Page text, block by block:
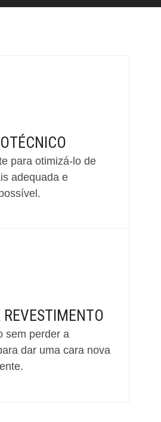
para otimizá-lo de
adequada e
REVESTIMENTO
sem perder a
dar uma cara nova